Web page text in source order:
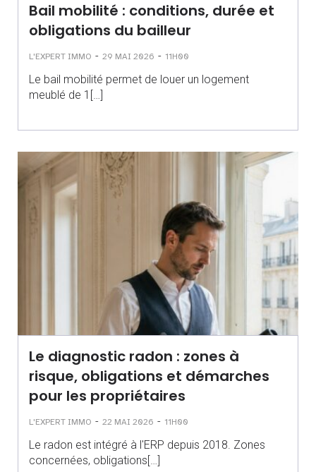
Bail mobilité : conditions, durée et
obligations du bailleur
L'EXPERT IMMO - 29 MAI 2026 - 11H00
Le bail mobilité permet de louer un logement
meublé de 1[…]
Le diagnostic radon : zones à
risque, obligations et démarches
pour les propriétaires
L'EXPERT IMMO - 22 MAI 2026 - 11H00
Le radon est intégré à l'ERP depuis 2018. Zones
concernées, obligations[…]